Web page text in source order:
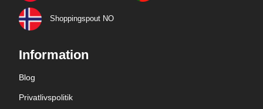
Shoppingspout NO
Information
Blog
Privatlivspolitik